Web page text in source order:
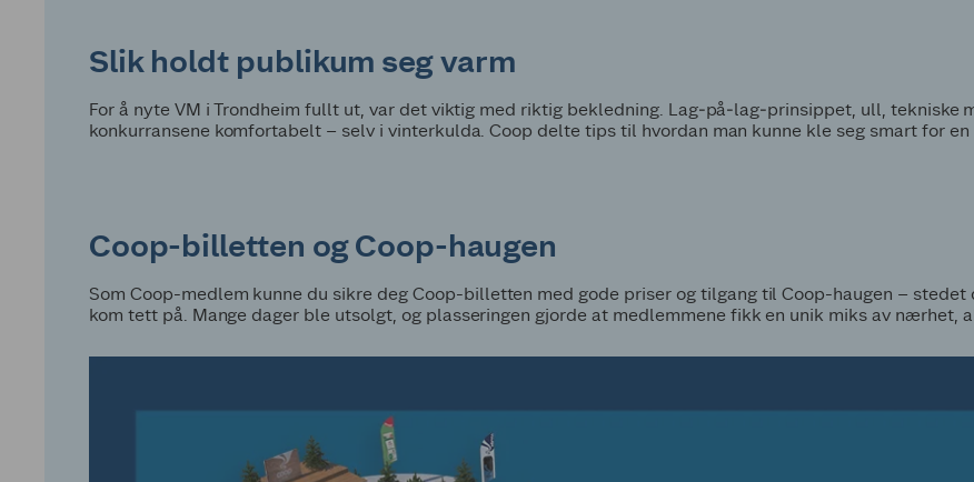
Slik holdt publikum seg varm
For å nyte VM i Trondheim fullt ut, var det viktig med riktig bekledning. Lag‑på‑lag‑prinsippet, ull, tekniske
konkurransene komfortabelt – selv i vinterkulda. Coop delte tips til hvordan man kunne kle seg smart for
Coop-billetten og Coop-haugen
Som Coop-medlem kunne du sikre deg Coop-billetten med gode priser og tilgang til Coop-haugen – stedet
kom tett på. Mange dager ble utsolgt, og plasseringen gjorde at medlemmene fikk en unik miks av nærhet,